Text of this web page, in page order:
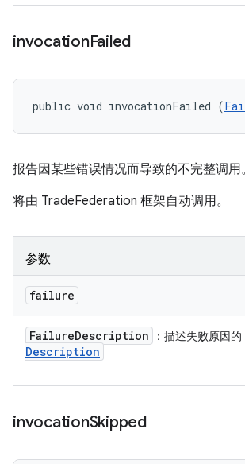
invocationFailed
public void invocationFailed (
报告因某些错误情况而导致的不完整调用。
将由 TradeFederation 框架自动调用。
参数
failure
FailureDescription ：描述失败原因的
Description
invocationSkipped